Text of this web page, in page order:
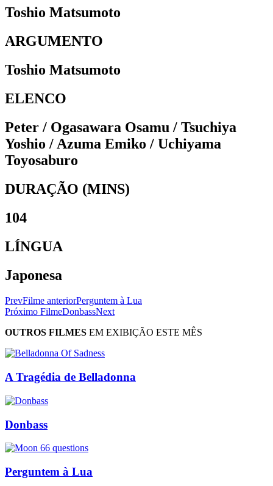
Toshio Matsumoto
ARGUMENTO
Toshio Matsumoto
ELENCO
Peter / Ogasawara Osamu / Tsuchiya
Yoshio / Azuma Emiko / Uchiyama
Toyosaburo
DURAÇÃO (MINS)
104
LÍNGUA
Japonesa
PrevFilme anteriorPerguntem à Lua
Próximo FilmeDonbassNext
OUTROS FILMES EM EXIBIÇÃO ESTE MÊS
A Tragédia de Belladonna
Donbass
Perguntem à Lua